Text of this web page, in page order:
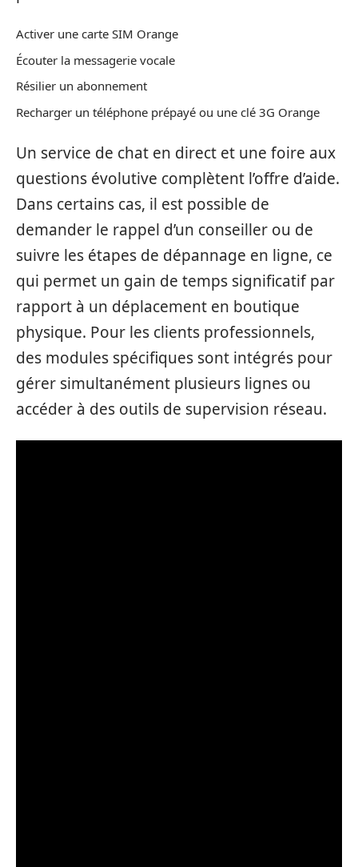
Activer une carte SIM Orange
Écouter la messagerie vocale
Résilier un abonnement
Recharger un téléphone prépayé ou une clé 3G Orange
Un service de chat en direct et une foire aux
questions évolutive complètent l’offre d’aide.
Dans certains cas, il est possible de
demander le rappel d’un conseiller ou de
suivre les étapes de dépannage en ligne, ce
qui permet un gain de temps significatif par
rapport à un déplacement en boutique
physique. Pour les clients professionnels,
des modules spécifiques sont intégrés pour
gérer simultanément plusieurs lignes ou
accéder à des outils de supervision réseau.